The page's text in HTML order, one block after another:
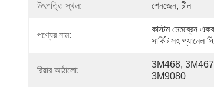
উৎপত্তি স্থল: শেনজেন, চীন
পণ্যের নাম:
কাস্টম মেমব্রেন
সার্কিট সহ প্যানেল
রিয়ার আঠালো:
3M468,
3M9080